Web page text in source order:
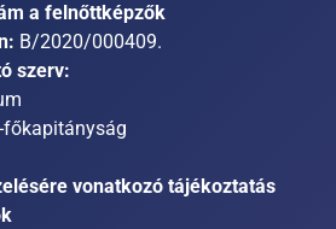
a felnőttképzők
B/2020/000409.
szerv:
főkapitányság
vonatkozó tájékoztatás